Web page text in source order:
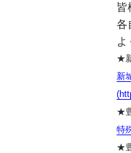
皆
各
よ
★
新
★
特
★